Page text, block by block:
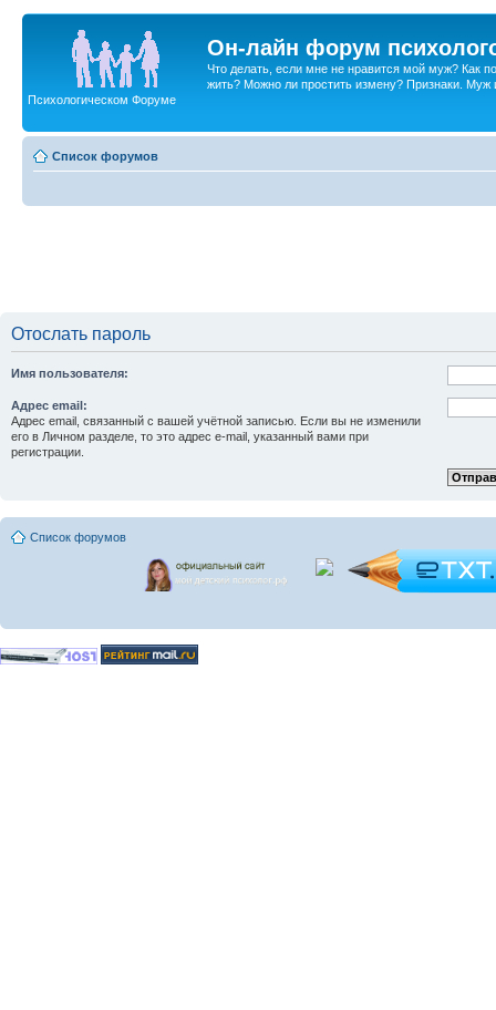
Он-лайн форум
Что делать, если мне не нравится мой муж? Как
жить? Можно ли простить измену? Признаки. Муж
Психологическом Форуме
Список форумов
Отослать пароль
Имя пользователя:
Адрес email:
Адрес email, связанный с вашей учётной записью. Если вы не изменили
его в Личном разделе, то это адрес e-mail, указанный вами при
регистрации.
Список форумов